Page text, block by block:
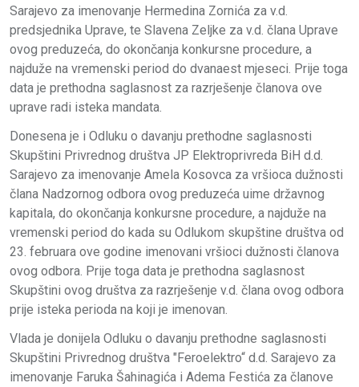
Sarajevo za imenovanje Hermedina Zornića za v.d.
predsjednika Uprave, te Slavena Zeljke za v.d. člana Uprave
ovog preduzeća, do okončanja konkursne procedure, a
najduže na vremenski period do dvanaest mjeseci. Prije toga
data je prethodna saglasnost za razrješenje članova ove
uprave radi isteka mandata.
Donesena je i Odluku o davanju prethodne saglasnosti
Skupštini Privrednog društva JP Elektroprivreda BiH d.d.
Sarajevo za imenovanje Amela Kosovca za vršioca dužnosti
člana Nadzornog odbora ovog preduzeća uime državnog
kapitala, do okončanja konkursne procedure, a najduže na
vremenski period do kada su Odlukom skupštine društva od
23. februara ove godine imenovani vršioci dužnosti članova
ovog odbora. Prije toga data je prethodna saglasnost
Skupštini ovog društva za razrješenje v.d. člana ovog odbora
prije isteka perioda na koji je imenovan.
Vlada je donijela Odluku o davanju prethodne saglasnosti
Skupštini Privrednog društva "Feroelektro“ d.d. Sarajevo za
imenovanje Faruka Šahinagića i Adema Festića za članove